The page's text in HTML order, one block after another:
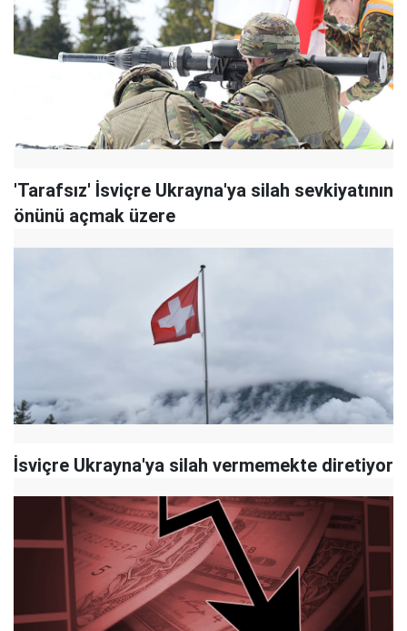
'Tarafsız' İsviçre Ukrayna'ya silah sevkiyatının
önünü açmak üzere
İsviçre Ukrayna'ya silah vermemekte diretiyor